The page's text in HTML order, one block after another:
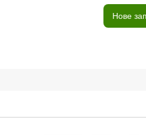
Нове